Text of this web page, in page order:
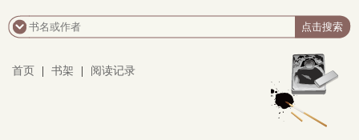
首页 书架 阅读记录